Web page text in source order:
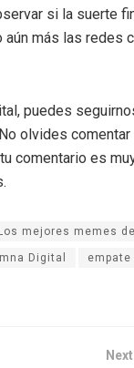
si la suerte
aún más las redes
puedes
olvides
comentario es
mejores memes
Digital empate